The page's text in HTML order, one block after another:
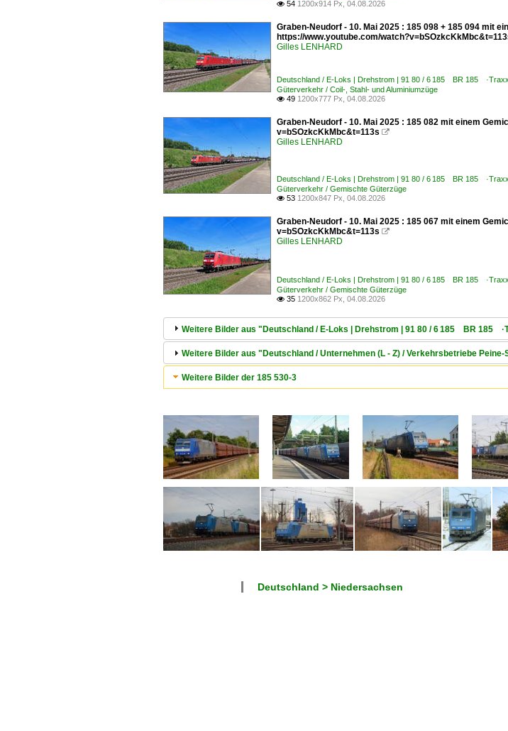
 54 1200x914 Px, 04.08.2026
Graben-Neudorf - 10. Mai 2025 : 185 098 + 185 094 mit
https://www.youtube.com/
Gilles LENHARD
Deutschland / E-Loks | Drehstrom | 91 80 / 6 185 BR 185 ·Traxx
Güterverkehr / Coil-, Stahl- und Aluminiumzüge
 49 1200x777 Px, 04.08.2026
Graben-Neudorf - 10. Mai 2025 : 185 082 mit einem
v=bSOzkcKkMbc&t=113s 
Gilles LENHARD
Deutschland / E-Loks | Drehstrom | 91 80 / 6 185 BR 185 ·Traxx
Güterverkehr / Gemischte Güterzüge
 53 1200x847 Px, 04.08.2026
Graben-Neudorf - 10. Mai 2025 : 185 067 mit einem
v=bSOzkcKkMbc&t=113s 
Gilles LENHARD
Deutschland / E-Loks | Drehstrom | 91 80 / 6 185 BR 185 ·Traxx
Güterverkehr / Gemischte Güterzüge
 35 1200x862 Px, 04.08.2026
Weitere Bilder aus "Deutschland / E-Loks | Drehstrom | 91 80 / 6 185 BR 185
Weitere Bilder aus "Deutschland / Unternehmen (L - Z) / Verkehrsbetriebe
Weitere Bilder der 185 530-3
Deutschland > Niedersachsen